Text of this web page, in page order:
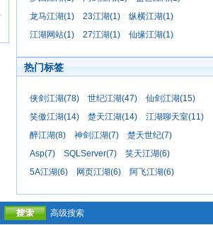
龙马江湖(1)
23江湖(1)
纵横江湖(1)
江湖网站(1)
27江湖(1) 仙缘江湖(1)
热门标签
侠剑江湖(78) 世纪江湖(47)
仙剑江湖(15)
笑傲江湖(14)
楚天江湖(14)
江湖聊天室(11)
醉江湖(8)
神剑江湖(7)
楚天世纪(7)
Asp(7)
SQLServer(7)
笑天江湖(6)
5A江湖(6)
网页江湖(6) 阿飞江湖(6)
高级搜索